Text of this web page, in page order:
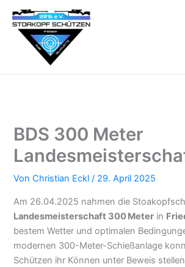
Inhalt
springen
BDS 300 Meter
VonChristian Eckl/ 29. April 2025
Am 26.04.2025 nahmen die
Landesmeisterschaft 300 Meter in
bestem Wetter und optimalen
modernen 300-Meter-Schießanlage
Schützen ihr Können unter Beweis